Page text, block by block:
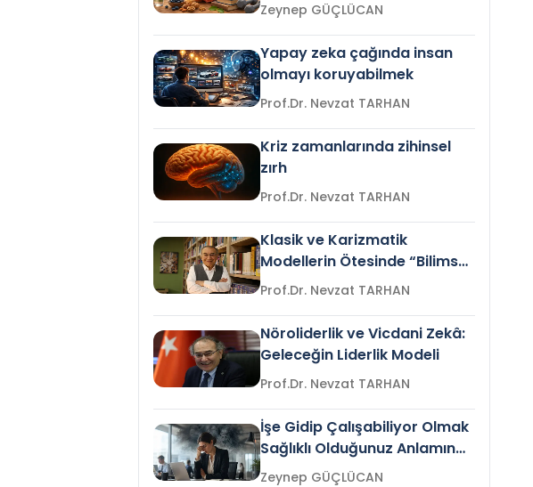
Zeynep GÜÇLÜCAN
Yapay zeka çağında insan
olmayı koruyabilmek
Prof.Dr. Nevzat TARHAN
Kriz zamanlarında zihinsel
zırh
Prof.Dr. Nevzat TARHAN
Klasik ve Karizmatik
Modellerin Ötesinde “Bilimsel
Liderlik”
Prof.Dr. Nevzat TARHAN
Nöroliderlik ve Vicdani Zekâ:
Geleceğin Liderlik Modeli
Prof.Dr. Nevzat TARHAN
İşe Gidip Çalışabiliyor Olmak
Sağlıklı Olduğunuz Anlamına
Gelir mi?Zeynep GÜÇLÜCAN